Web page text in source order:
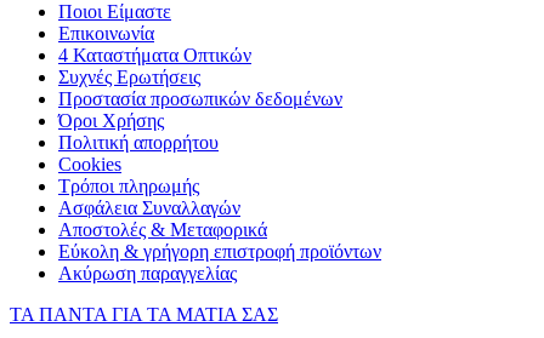
Ποιοι Είμαστε
Επικοινωνία
4 Καταστήματα Οπτικών
Συχνές Ερωτήσεις
Προστασία προσωπικών δεδομένων
Όροι Χρήσης
Πολιτική απορρήτου
Cookies
Τρόποι πληρωμής
Ασφάλεια Συναλλαγών
Αποστολές & Μεταφορικά
Εύκολη & γρήγορη επιστροφή προϊόντων
Ακύρωση παραγγελίας
ΤΑ ΠΑΝΤΑ ΓΙΑ ΤΑ ΜΑΤΙΑ ΣΑΣ